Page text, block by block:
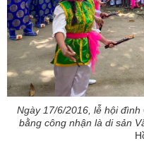
Ngày 17/6/2016, lễ hội
bằng công nhận là di sản